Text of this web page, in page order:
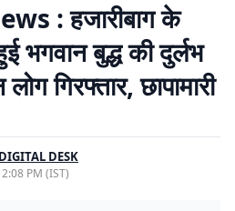
: हजारीबाग के
भगवान बुद्ध की दुर्लभ
गिरफ्तार, छापामारी
DESK
PM (IST)